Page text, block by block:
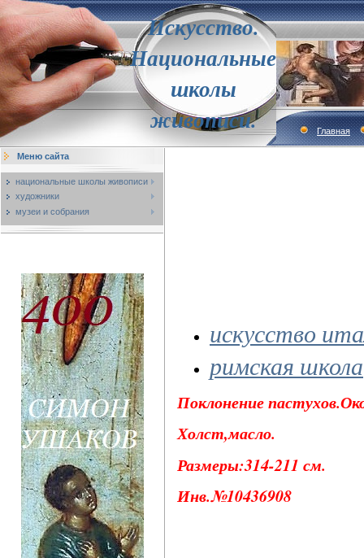
Искусство.
Национальные
школы
живописи.
Главная
Меню сайта
национальные школы живописи
художники
музеи и собрания
искусство
римская школа
Поклонение
Холст,масло.
Размеры:314-211 см.
Инв.№10436908